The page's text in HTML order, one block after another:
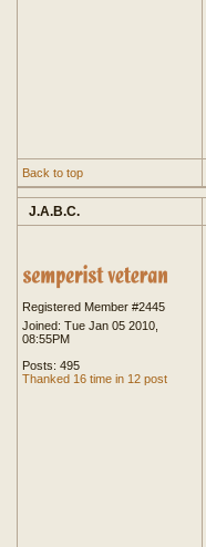
Back to top
J.A.B.C.
Registered Member #2445
Joined: Tue Jan 05 2010,
08:55PM
Posts: 495
Thanked 16 time in 12 post